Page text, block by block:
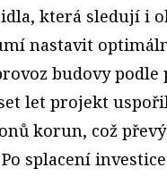
která sledují i
nastavit
budovy podle
let projekt
korun, což
splacení